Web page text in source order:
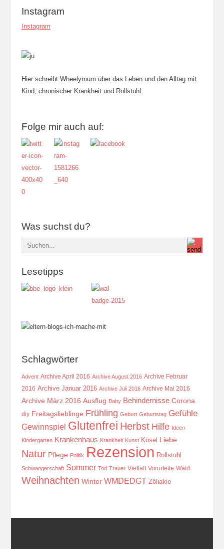
Instagram
Instagram
Hier schreibt Wheelymum über das Leben und den Alltag mit
Kind, chronischer Krankheit und Rollstuhl.
Folge mir auch auf:
Was suchst du?
Lesetipps
Schlagwörter
Advent Archive April 2016 Archive August 2016 Archive Februar
2016 Archive Januar 2016 Archive Juli 2016 Archive Mai 2016
Archive März 2016 Ausflug Baby Behindernisse Corona
diy Freitagslieblinge Frühling Geburt Geburtstag Gefühle
Gewinnspiel Glutenfrei Herbst Hilfe Ideen
Kindergarten Krankenhaus Krankheit Kunst Kösel Liebe
Natur Pflege Politik Rezension Rollstuhl
Schwangerschaft Sommer Tod Trauer Vielfalt Vorurteile Wald
Weihnachten Winter WMDEDGT Zöliakie